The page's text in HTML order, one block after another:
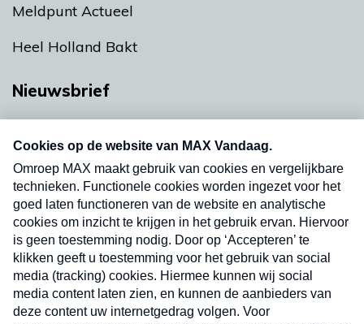
Meldpunt Actueel
Heel Holland Bakt
Nieuwsbrief
nieuwsbrief. Elke vrijdag- en dinsdagochtend in
uw mailbox.
Verzend